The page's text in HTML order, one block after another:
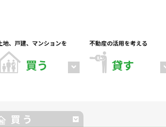
地、戸建、マンションを
買う
不動産の活用を考える
貸す
買う